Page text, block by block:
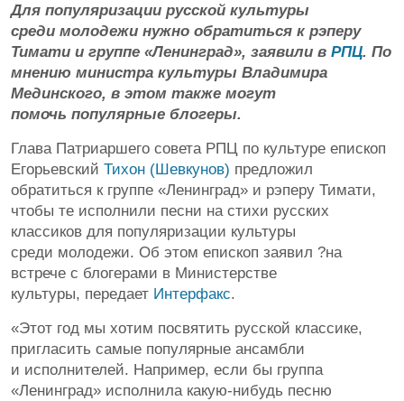
Для популяризации русской культуры
среди молодежи нужно обратиться к рэперу
Тимати и группе «Ленинград», заявили в РПЦ. По
мнению министра культуры Владимира
Мединского, в этом также могут
помочь популярные блогеры.
Глава Патриаршего совета РПЦ по культуре епископ
Егорьевский Тихон (Шевкунов) предложил
обратиться к группе «Ленинград» и рэперу Тимати,
чтобы те исполнили песни на стихи русских
классиков для популяризации культуры
среди молодежи. Об этом епископ заявил ?на
встрече с блогерами в Министерстве
культуры, передает Интерфакс.
«Этот год мы хотим посвятить русской классике,
пригласить самые популярные ансамбли
и исполнителей. Например, если бы группа
«Ленинград» исполнила какую-нибудь песню